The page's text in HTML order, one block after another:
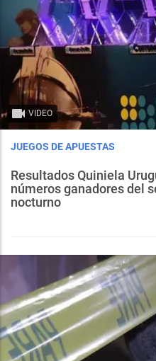
VIDEO
JUEGOS DE APUESTAS
Resultados Quiniela
números ganadores del
nocturno